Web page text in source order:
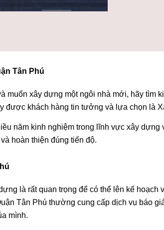
Tân Phú
muốn xây dựng một ngôi nhà mới, hãy tìm
được khách hàng tin tưởng và lựa chọn là
năm kinh nghiệm trong lĩnh vực xây dựng
hoàn thiện đúng tiến độ.
là rất quan trọng để có thể lên kế hoạch
Tân Phú thường cung cấp dịch vụ báo
mình.